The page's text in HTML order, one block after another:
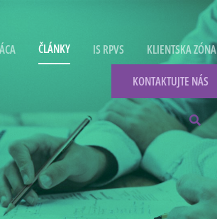
ČLÁNKY IS RPVS KLIENTSKA ZÓNA
KONTAKTUJTE NÁS